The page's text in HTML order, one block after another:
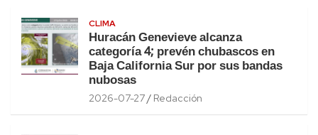
CLIMA
Huracán Genevieve alcanza
categoría 4; prevén chubascos en
Baja California Sur por sus bandas
nubosas
2026-07-27 Redacción